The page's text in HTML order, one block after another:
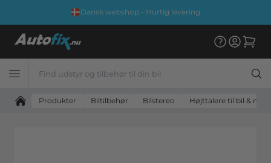
Dansk webshop - Hurtig levering
Produkter Biltilbehør Bilstereo Højttalere til bil &